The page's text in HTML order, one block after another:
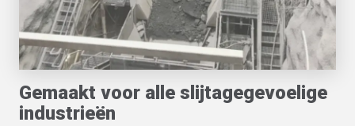
Gemaakt voor alle slijtagegevoelige
industrieën